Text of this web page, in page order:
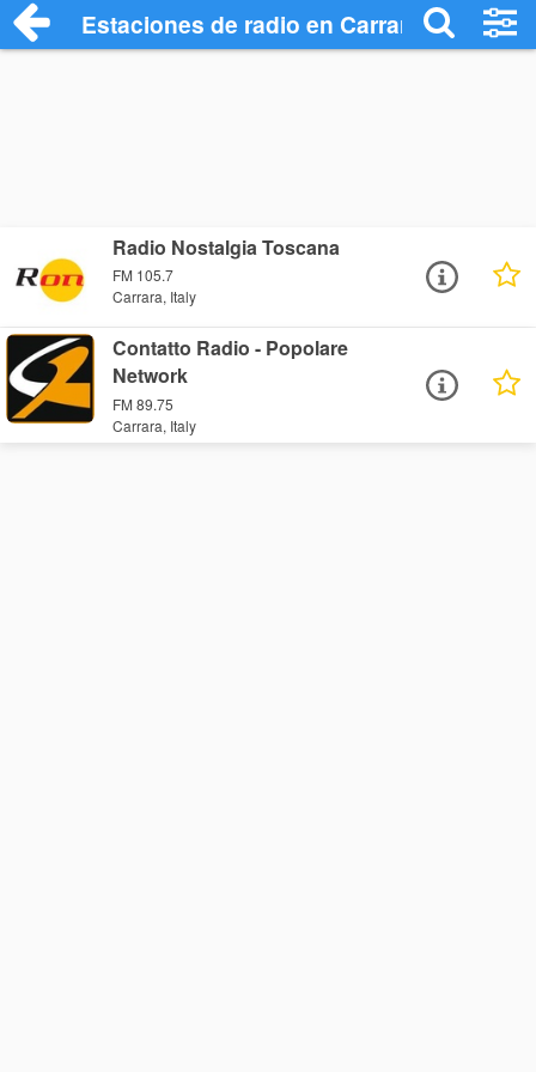
Estaciones de radio en Carrara -
Radio Nostalgia Toscana
FM 105.7
Carrara, Italy
Contatto Radio - Popolare
Network
FM 89.75
Carrara, Italy